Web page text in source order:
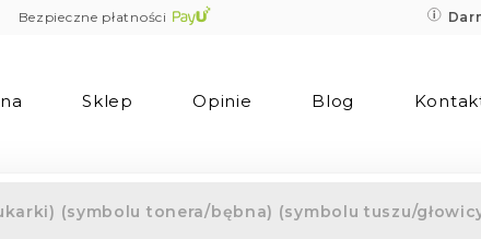
Bezpieczne płatności
Sklep Opinie Blog